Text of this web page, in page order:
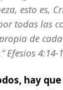
esto es,
todas las
de
4:14-
hay